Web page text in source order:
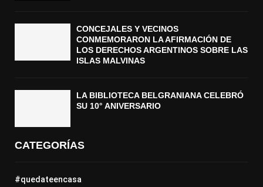
CONCEJALES Y VECINOS
CONMEMORARON LA AFIRMACIÓN DE
LOS DERECHOS ARGENTINOS SOBRE LAS
ISLAS MALVINAS
LA BIBLIOTECA BELGRANIANA CELEBRÓ
SU 10° ANIVERSARIO
CATEGORÍAS
#quedateencasa